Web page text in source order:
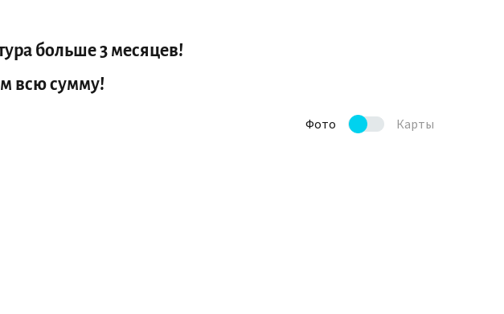
больше 3 месяцев!
всю сумму!
Фото Карты